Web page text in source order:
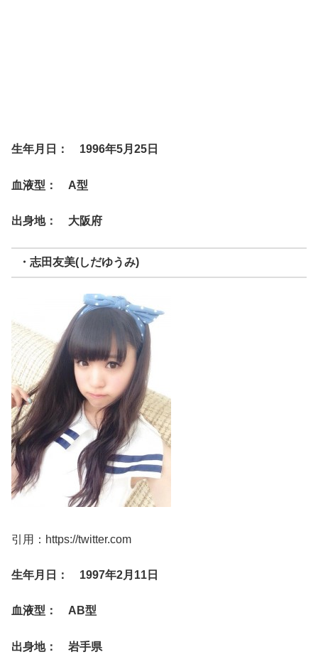
生年月日： 1996年5月25日
血液型： A型
出身地： 大阪府
・志田友美(しだゆうみ)
引用：https://twitter.com
生年月日： 1997年2月11日
血液型： AB型
出身地： 岩手県